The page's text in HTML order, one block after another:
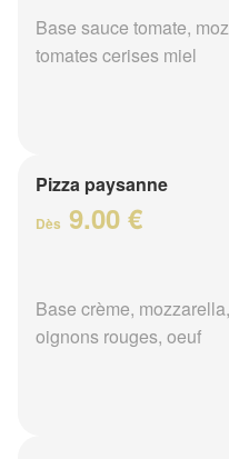
Base sauce tomate,
tomates cerises miel
Pizza paysanne
Dès 9.00 €
Base crème,
oignons rouges, oeuf